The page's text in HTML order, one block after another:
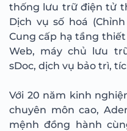
thống lưu trữ điện tử
Dịch vụ số hoá
Cung cấp hạ tầng thiết
Web, máy chủ lưu
sDoc, dịch vụ bảo trì,
Với 20 năm kinh
chuyên môn cao,
mệnh đồng hành